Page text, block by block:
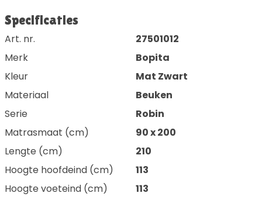
Specificaties
Art. nr.
27501012
Merk
Bopita
Kleur
Mat Zwart
Materiaal
Beuken
Serie
Robin
Matrasmaat (cm)
90 x 200
Lengte (cm)
210
Hoogte hoofdeind (cm)
113
Hoogte voeteind (cm)
113